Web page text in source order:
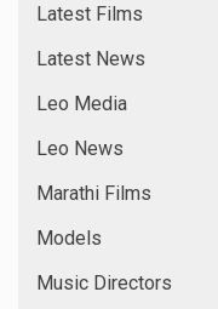
Latest Films
Latest News
Leo Media
Leo News
Marathi Films
Models
Music Directors